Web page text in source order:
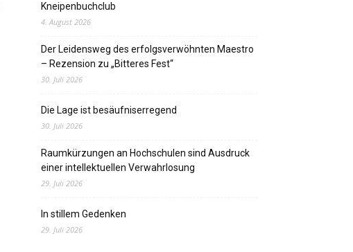
Kneipenbuchclub
4. August 2026
Der Leidensweg des erfolgsverwöhnten Maestro
– Rezension zu „Bitteres Fest“
30. Juli 2026
Die Lage ist besäufniserregend
30. Juli 2026
Raumkürzungen an Hochschulen sind Ausdruck
einer intellektuellen Verwahrlosung
29. Juli 2026
In stillem Gedenken
29. Juli 2026